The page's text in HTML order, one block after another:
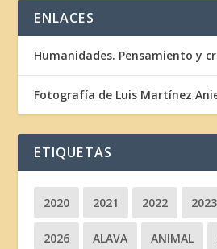
ENLACES
Humanidades. Pensamiento y
Fotografía de Luis Martínez
ETIQUETAS
2020 2021 2022 2023
2026 ALAVA ANIMAL